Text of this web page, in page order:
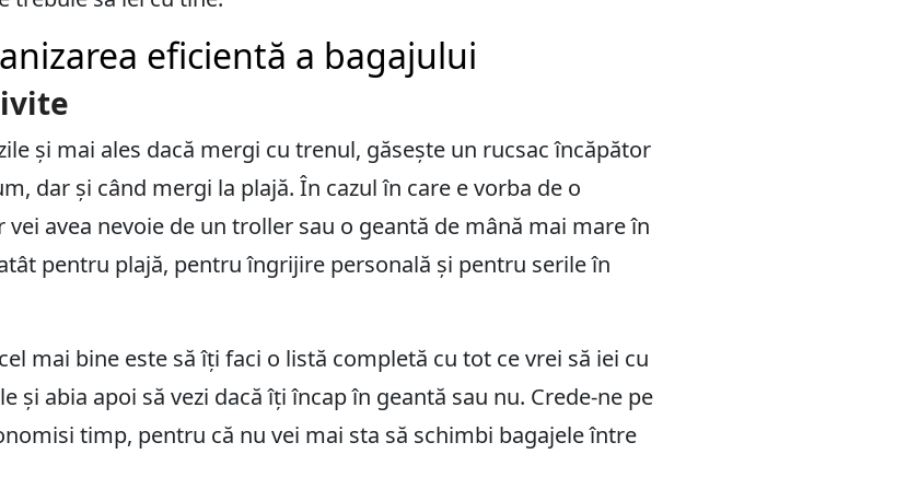
eficientă a bagajului
și mai ales dacă mergi cu trenul, găsește un rucsac încăpător
dar și când mergi la plajă. În cazul în care e vorba de o
avea nevoie de un troller sau o geantă de mână mai mare în
pentru plajă, pentru îngrijire personală și pentru serile în
mai bine este să îți faci o listă completă cu tot ce vrei să iei cu
și abia apoi să vezi dacă îți încap în geantă sau nu. Crede-ne pe
timp, pentru că nu vei mai sta să schimbi bagajele între